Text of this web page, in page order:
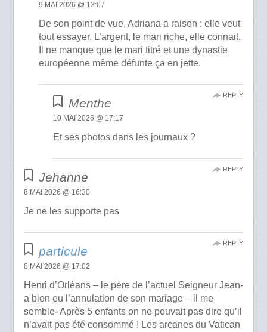
9 MAI 2026 @ 13:07
De son point de vue, Adriana a raison : elle veut
tout essayer. L’argent, le mari riche, elle connait.
Il ne manque que le mari titré et une dynastie
européenne même défunte ça en jette.
Menthe
10 MAI 2026 @ 17:17
Et ses photos dans les journaux ?
REPLY
Jehanne
8 MAI 2026 @ 16:30
Je ne les supporte pas
REPLY
particule
8 MAI 2026 @ 17:02
Henri d’Orléans – le père de l’actuel Seigneur Jean-
a bien eu l’annulation de son mariage – il me
semble- Après 5 enfants on ne pouvait pas dire qu’il
n’avait pas été consommé ! Les arcanes du Vatican
REPLY